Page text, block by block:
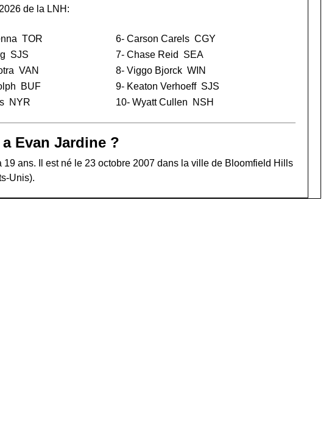
de la LNH:
TOR
SJS
VAN
BUF
NYR
6-Carson Carels CGY
7-Chase Reid
SEA
8-Viggo Bjorck WIN
9- Keaton Verhoeff SJS
10-Wyatt Cullen NSH
Evan Jardine ?
19 ans. Il est né le 23 octobre 2007 dans la ville de Bloomfield Hills
Unis).